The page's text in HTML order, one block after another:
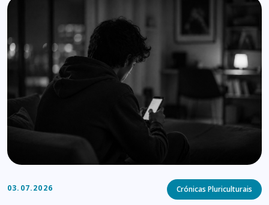
03.07.2026 Categories
Crónicas Pluriculturais